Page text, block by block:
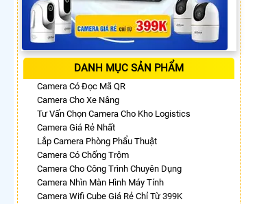
DANH MỤC SẢN PHẨM
Camera Có Đọc Mã QR
Camera Cho Xe Nâng
Tư Vấn Chọn Camera Cho Kho Logistics
Camera Giá Rẻ Nhất
Lắp Camera Phòng Phẩu Thuật
Camera Có Chống Trộm
Camera Cho Công Trình Chuyên Dụng
Camera Nhìn Màn Hình Máy Tính
Camera Wifi Cube Giá Rẻ Chỉ Từ 399K